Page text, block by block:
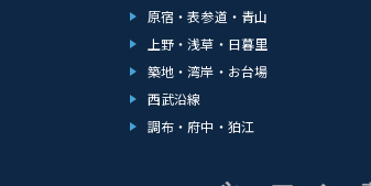
原宿・表参道・青山
上野・浅草・日暮里
築地・湾岸・お台場
西武沿線
調布・府中・狛江